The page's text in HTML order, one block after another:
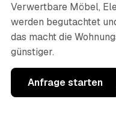
Verwertbare Möbel,
werden begutachtet
das macht die
günstiger.
Anfrage starten